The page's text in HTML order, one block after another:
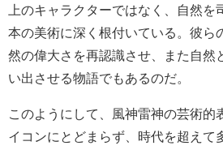
上のキャラクターではなく、自然を
本の美術に深く根付いている。彼ら
然の偉大さを再認識させ、また自然
い出させる物語でもあるのだ。
このようにして、風神雷神の芸術的
イコンにとどまらず、時代を超えて